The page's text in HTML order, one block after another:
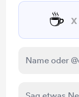
☕ x